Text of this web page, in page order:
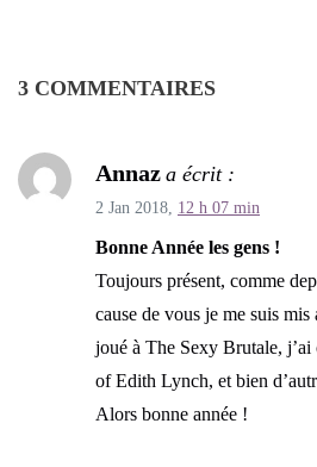
3 COMMENTAIRES
Annaz a écrit :
2 Jan 2018, 12 h 07 min
Bonne Année les gens !
Toujours présent, comme
cause de vous je me suis mis
joué à The Sexy Brutale,
of Edith Lynch, et bien
Alors bonne année !